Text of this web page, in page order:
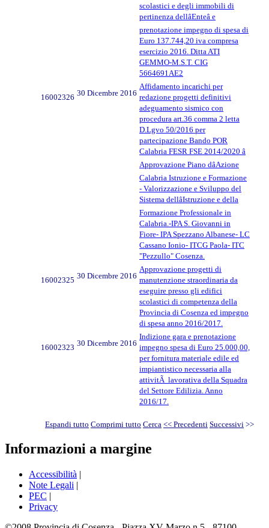
scolastici e degli immobili di
pertinenza dellâEnteâ e
prenotazione impegno di spesa di
Euro 137.744,20 iva compresa
esercizio 2016. Ditta ATI
GEMMO-M.S.T. CIG
5664691AE2
16002326 30 Dicembre 2016
Affidamento incarichi per
redazione progetti definitivi
adeguamento sismico con
procedura art.36 comma 2 letta
D.Lgvo 50/2016 per
partecipazione Bando POR
Calabria FESR FSE 2014/2020 â
Approvazione Piano dâAzione
Calabria Istruzione e Formazione
- Valorizzazione e Sviluppo del
Sistema dellâIstruzione e della
Formazione Professionale in
Calabria.-IPA S. Giovanni in
Fiore- IPA Spezzano Albanese- LC
Cassano Ionio- ITCG Paola- ITC
"Pezzullo" Cosenza.
16002325 30 Dicembre 2016
Approvazione progetti di
manutenzione straordinaria da
eseguire presso gli edifici
scolastici di competenza della
Provincia di Cosenza ed impegno
di spesa anno 2016/2017.
16002323 30 Dicembre 2016
Indizione gara e prenotazione
impegno spesa di Euro 25.000,00,
per fornitura materiale edile ed
impiantistico necessaria alla
attivitÃ lavorativa della Squadra
del Settore Edilizia. Anno
2016/17.
Espandi tutto Comprimi tutto Cerca << Precedenti Successivi >>
Informazioni a margine
Accessibilità |
Note Legali |
PEC |
Privacy